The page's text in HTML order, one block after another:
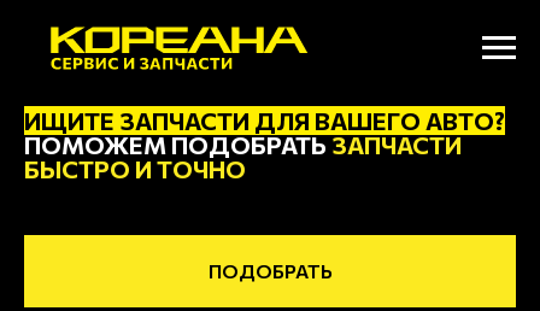
ИЩИТЕ ЗАПЧАСТИ ДЛЯ ВАШЕГО АВТО?
ПОМОЖЕМ ПОДОБРАТЬЗАПЧАСТИ
БЫСТРО И ТОЧНО
ПОДОБРАТЬ